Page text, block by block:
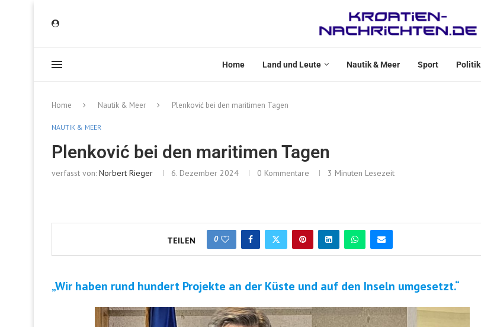
Home Land und Leute Nautik & Meer Sport Politik
Home Nautik & Meer Plenković bei den maritimen Tagen
NAUTIK & MEER
Plenković bei den maritimen Tagen
verfasst von: Norbert Rieger 6. Dezember 2024 0 Kommentare 3 Minuten Lesezeit
TEILEN 0
„Wir haben rund hundert Projekte an der Küste und auf den Inseln umgesetzt.“